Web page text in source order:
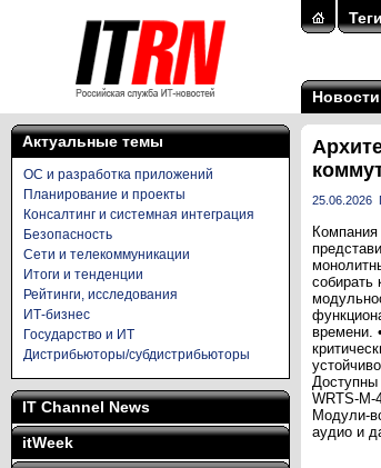
Теги
Новости
Актуальные темы
ОС и разработка приложений
Планирование и проекты
Консалтинг и системная интеграция
Безопасность
Сети и телекоммуникации
Итоги и тенденции
Рейтинги, исследования
ИТ-бизнес
Государство и ИТ
Дистрибьюторы/субдистрибьюторы
IT Channel News
itWeek
25.06.2026
времени.
Доступны
WRTS-M-
Модули-
аудио и